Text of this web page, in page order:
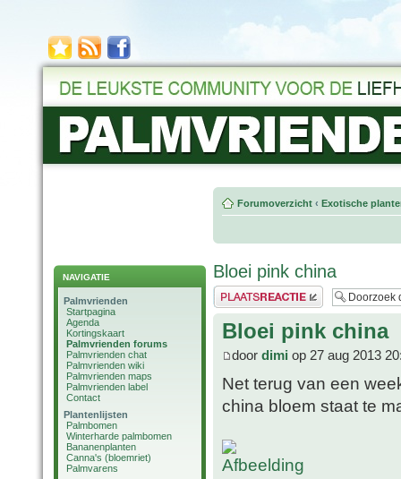
NAVIGATIE
Palmvrienden
Startpagina
Agenda
Kortingskaart
Palmvrienden forums
Palmvrienden chat
Palmvrienden wiki
Palmvrienden maps
Palmvrienden label
Contact
Plantenlijsten
Palmbomen
Winterharde palmbomen
Bananenplanten
Canna's (bloemriet)
Palmvarens
Forumoverzicht ‹ Exotische
Bloei pink china
Plaats een reactie
Bloei pink china
door dimi op 27 aug 2013
Net terug van een
china bloem staat te